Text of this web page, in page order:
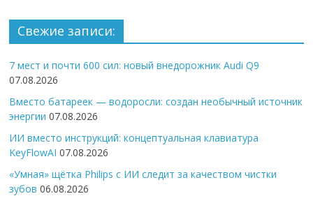
Свежие записи:
7 мест и почти 600 сил: новый внедорожник Audi Q9
07.08.2026
Вместо батареек — водоросли: создан необычный источник
энергии 07.08.2026
ИИ вместо инструкций: концептуальная клавиатура
KeyFlowAI 07.08.2026
«Умная» щётка Philips с ИИ следит за качеством чистки
зубов 06.08.2026